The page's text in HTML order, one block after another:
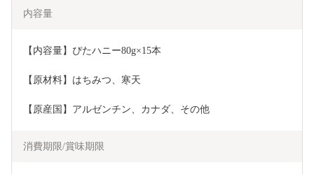
内容量
【内容量】ぴたハニー80g×15本
【原材料】はちみつ、寒天
【原産国】アルゼンチン、カナダ、その他
消費期限/賞味期限